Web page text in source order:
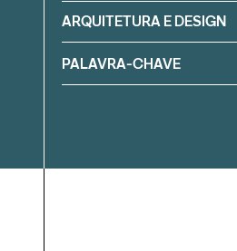
ARQUITETURA E DESIGN